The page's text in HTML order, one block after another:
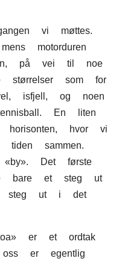
vi møttes.
motorduren
på vei til noe
som for
isfjell, og noen
En liten
hvor vi
sammen.
Det første
bare et steg ut
steg ut i det
er et ordtak
er egentlig